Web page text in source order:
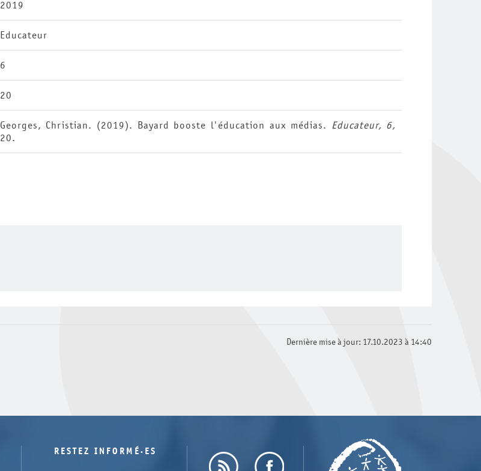
2019
Educateur
6
20
Georges, Christian. (2019). Bayard booste l'éducation aux médias.
Educateur, 6,
20.
Dernière mise à jour: 17.10.2023 à 14:40
RESTEZ INFORMÉ·ES